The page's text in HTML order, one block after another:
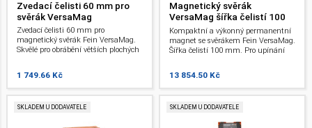
Zvedací čelisti 60 mm pro
svěrák VersaMag
Zvedací čelisti 60 mm pro
magnetický svěrák Fein VersaMag.
Skvělé pro obrábění větších plochých
1 749.66 Kč
Magnetický svěrák
VersaMag šířka čelistí 100
mm
Kompaktní a výkonný permanentní
magnet se svěrákem Fein VersaMag.
Šířka čelistí 100 mm. Pro upínání
permanentním magnetem.
13 854.50 Kč
SKLADEM U DODAVATELE SKLADEM U DODAVATELE